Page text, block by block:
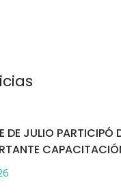
DE JULIO PARTICIPÓ